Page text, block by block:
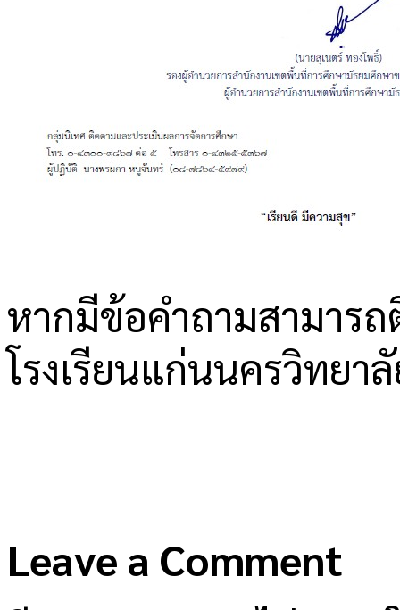
หากมีข้อคำถามสามาร
โรงเรียนแก่นนครวิทยา
Leave a Comment